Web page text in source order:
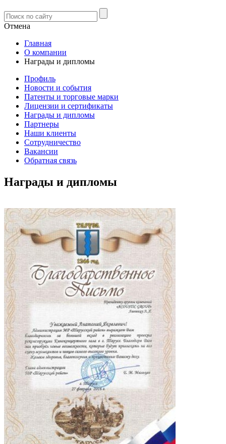
Отмена
Главная
О компании
Награды и дипломы
Профиль
Новости и события
Патенты и торговые марки
Лицензии и сертификаты
Награды и дипломы
Партнеры
Наши клиенты
Сотрудничество
Вакансии
Обратная связь
Награды и дипломы